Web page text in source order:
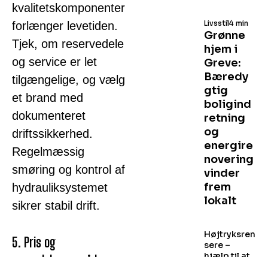
kvalitetskomponenter
forlænger levetiden.
Tjek, om reservedele
og service er let
tilgængelige, og vælg
et brand med
dokumenteret
driftssikkerhed.
Regelmæssig
smøring og kontrol af
hydrauliksystemet
sikrer stabil drift.
5. Pris og
Grønne
hjem i
Greve:
Bæredy
gtig
boligind
retning
og
energire
novering
vinder
frem
lokalt
Livsstil4 min
Højtryksren
sere –